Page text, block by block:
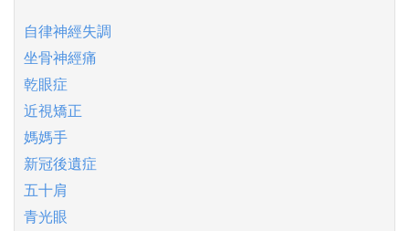
自律神經失調
坐骨神經痛
乾眼症
近視矯正
媽媽手
新冠後遺症
五十肩
青光眼